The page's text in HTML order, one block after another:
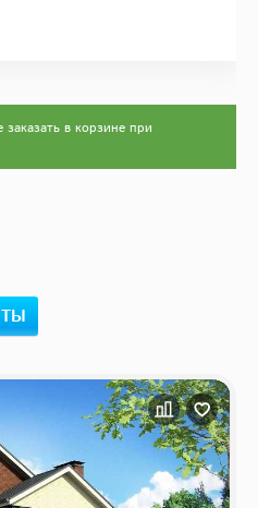
в корзине при